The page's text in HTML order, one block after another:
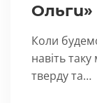
Ольги»
Коли
навіть
тверду та…